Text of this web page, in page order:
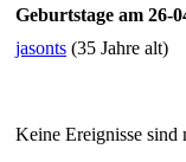
Geburtstage am 26-
jasonts (35 Jahre alt)
Keine Ereignisse sind